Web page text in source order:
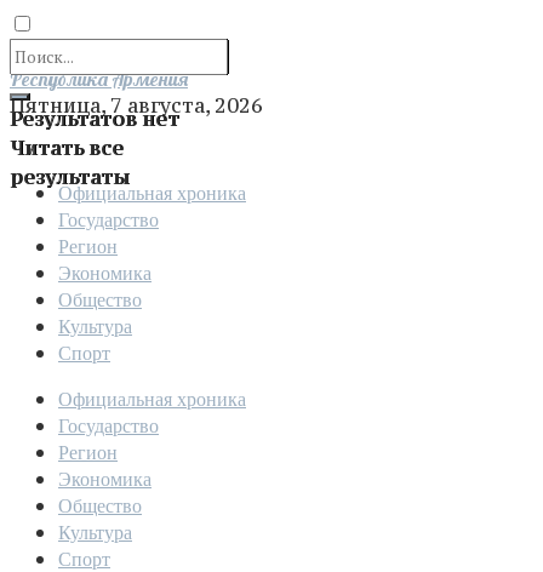
Результатов нет
Читать все
результаты
Отправить
Республика Армения
Пятница, 7 августа, 2026
Официальная хроника
Государство
Регион
Экономика
Общество
Культура
Спорт
Официальная хроника
Государство
Регион
Экономика
Общество
Культура
Спорт